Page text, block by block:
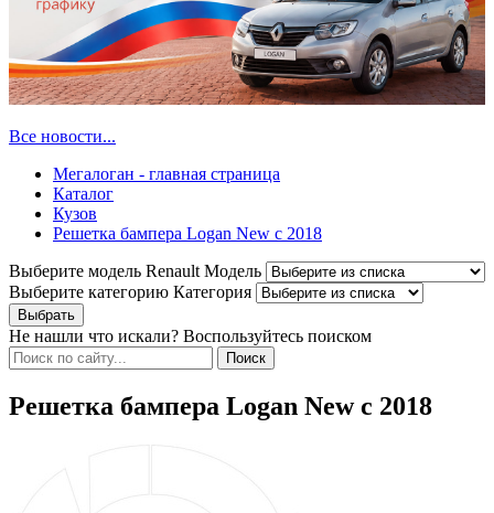
Все новости...
Мегалоган - главная страница
Каталог
Кузов
Решетка бампера Logan New c 2018
Выберите модель Renault Модель
Выберите категорию Категория
Не нашли что искали? Воспользуйтесь поиском
Решетка бампера Logan New c 2018